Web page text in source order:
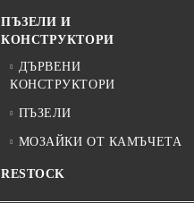
ПЪЗЕЛИ И
КОНСТРУКТОРИ
ДЪРВЕНИ
КОНСТРУКТОРИ
ПЪЗЕЛИ
МОЗАЙКИ ОТ КАМЪЧЕТА
RESTOCK